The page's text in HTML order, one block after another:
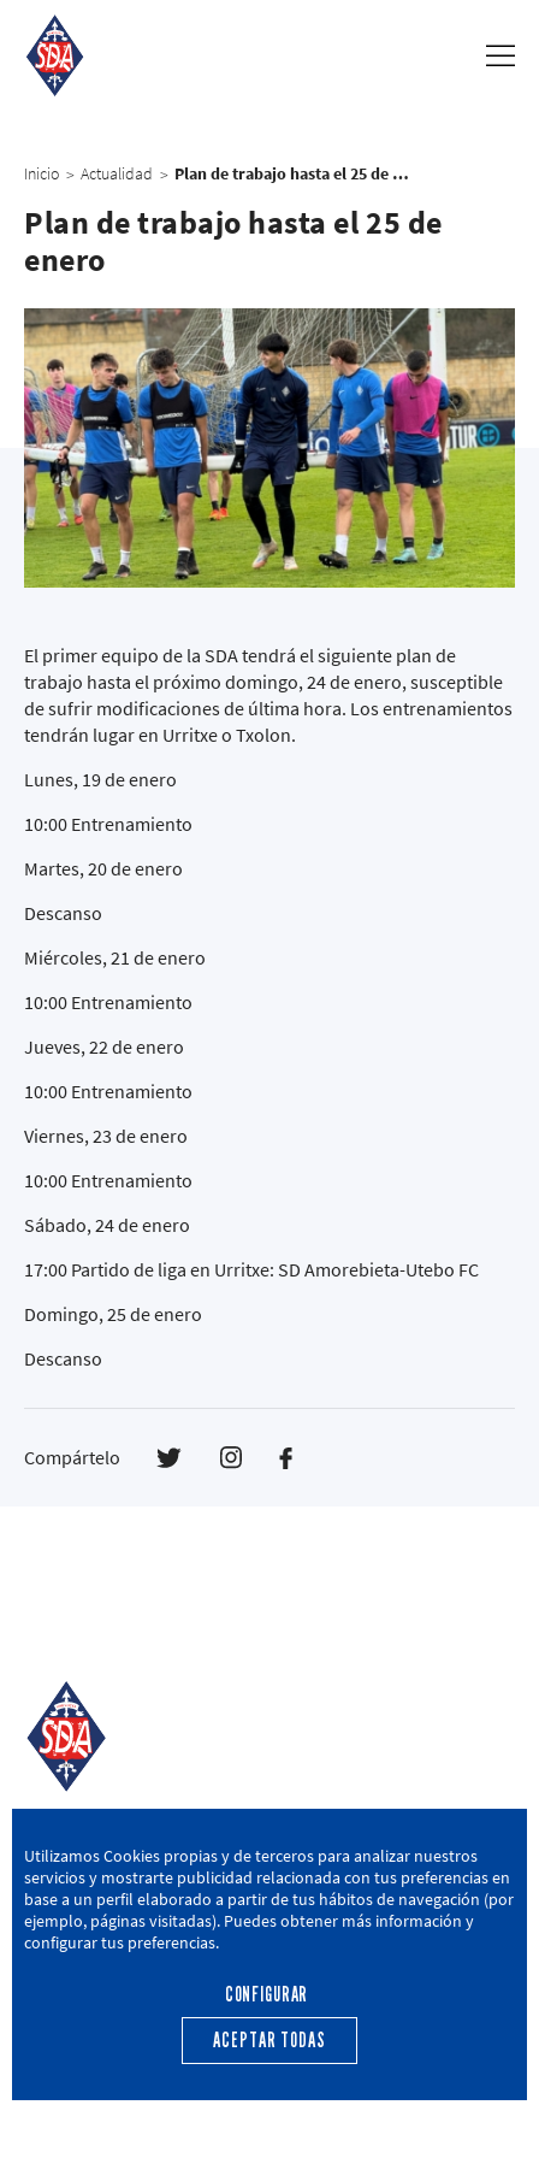
Inicio > Actualidad > Plan de trabajo hasta el 25 de enero
Plan de trabajo hasta el 25 de
enero
El primer equipo de la SDA tendrá el siguiente plan de
trabajo hasta el próximo domingo, 24 de enero, susceptible
de sufrir modificaciones de última hora. Los entrenamientos
tendrán lugar en Urritxe o Txolon.
Lunes, 19 de enero
10:00 Entrenamiento
Martes, 20 de enero
Descanso
Miércoles, 21 de enero
10:00 Entrenamiento
Jueves, 22 de enero
10:00 Entrenamiento
Viernes, 23 de enero
10:00 Entrenamiento
Sábado, 24 de enero
17:00 Partido de liga en Urritxe: SD Amorebieta-Utebo FC
Domingo, 25 de enero
Descanso
Compártelo
SD AMOREBIETA
San Miguel Kalea, 16, 48340 Amorebieta, Bizkaia
946 604 751 | sda@sdamorebieta.eus
CANTERA ACTUALIDAD
Utilizamos Cookies propias y de terceros para analizar nuestros
servicios y mostrarte publicidad relacionada con tus preferencias en
base a un perfil elaborado a partir de tus hábitos de navegación (por
ejemplo, páginas visitadas). Puedes obtener más información y
configurar tus preferencias.
CONFIGURAR
ACEPTAR TODAS